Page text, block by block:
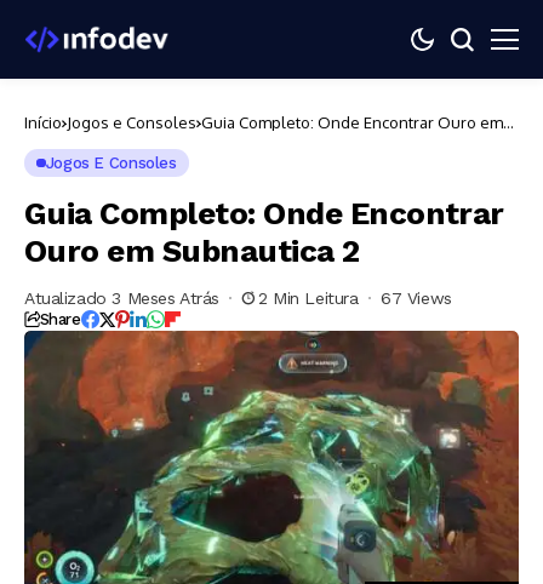
Início Jogos e Consoles Guia Completo: Onde Encontrar Ouro em
Jogos E Consoles
Guia Completo: Onde Encontrar
Ouro em Subnautica 2
Atualizado 3 Meses Atrás 2 Min Leitura 67 Views
Share